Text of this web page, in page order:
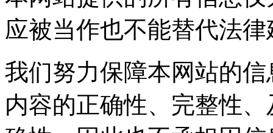
应被当作也不能替代法
我们努力保障本网站的
内容的正确性、完整性